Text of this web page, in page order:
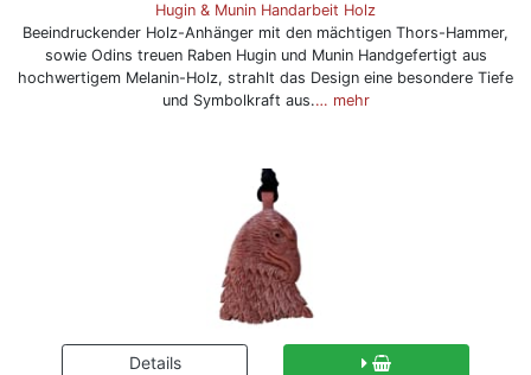
Hugin & Munin Handarbeit Holz
Beeindruckender Holz-Anhänger mit den mächtigen Thors-Hammer,
sowie Odins treuen Raben Hugin und Munin Handgefertigt aus
hochwertigem Melanin-Holz, strahlt das Design eine besondere Tiefe
und Symbolkraft aus.… mehr